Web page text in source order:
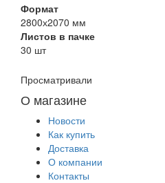
Формат
2800х2070 мм
Листов в пачке
30 шт
Просматривали
О магазине
Новости
Как купить
Доставка
О компании
Контакты